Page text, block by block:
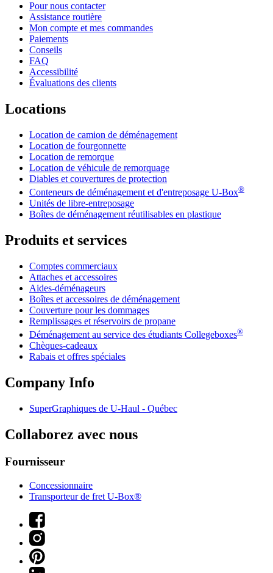
Pour nous contacter
Assistance routière
Mon compte et mes commandes
Paiements
Conseils
FAQ
Accessibilité
Évaluations des clients
Locations
Location de camion de déménagement
Location de fourgonnette
Location de remorque
Location de véhicule de remorquage
Diables et couvertures de protection
Conteneurs de déménagement et d'entreposage U-Box®
Unités de libre-entreposage
Boîtes de déménagement réutilisables en plastique
Produits et services
Comptes commerciaux
Attaches et accessoires
Aides-déménageurs
Boîtes et accessoires de déménagement
Couverture pour les dommages
Remplissages et réservoirs de propane
Déménagement au service des étudiants Collegeboxes®
Chèques-cadeaux
Rabais et offres spéciales
Company Info
SuperGraphiques de U-Haul - Québec
Collaborez avec nous
Fournisseur
Concessionnaire
Transporteur de fret U-Box®